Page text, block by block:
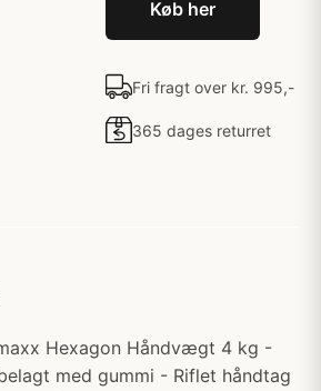
Køb her
Fri fragt over kr. 995,-
365 dages returret
Hexagon Håndvægt 4 kg -
med gummi - Riflet håndtag